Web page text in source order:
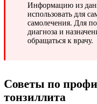
Информацию из
использовать для
самолечения. Для
диагноза и
обращаться к врачу.
Советы по
тонзиллита